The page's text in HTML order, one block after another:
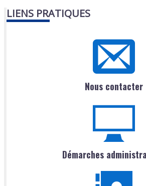
LIENS PRATIQUES
Nous contacter
Démarches